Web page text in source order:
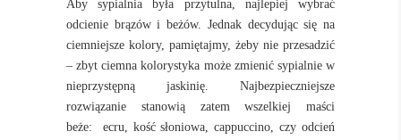
Aby sypialnia była przytulna, najlepiej wybrać
odcienie brązów i beżów. Jednak decydując się na
ciemniejsze kolory, pamiętajmy, żeby nie przesadzić
– zbyt ciemna kolorystyka może zmienić sypialnie w
nieprzystępną jaskinię. Najbezpieczniejsze
rozwiązanie stanowią zatem wszelkiej maści
beże: ecru, kość słoniowa, cappuccino, czy odcień